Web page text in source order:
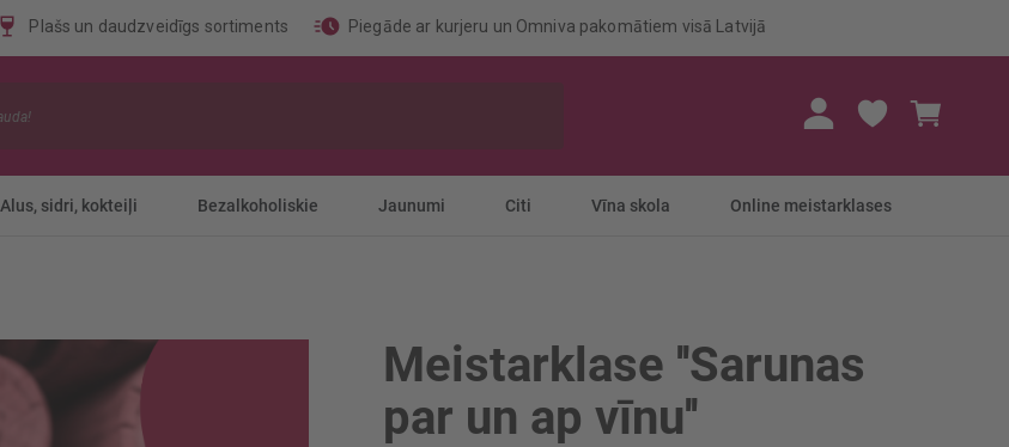
Plašs un daudzveidīgs sortiments Piegāde ar kurjeru un Omniva pakomātiem visā Latvijā
Alus, sidri, kokteiļi Bezalkoholiskie Jaunumi Citi Vīna skola Online meistarklases
Meistarklase ''Sarunas
par un ap vīnu''